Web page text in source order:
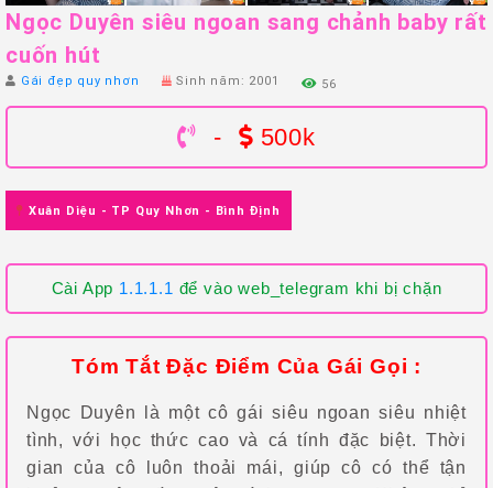
Ngọc Duyên siêu ngoan sang chảnh baby rất
cuốn hút
Gái đẹp quy nhơn Sinh năm: 2001 56
- 500k
Xuân Diệu - TP Quy Nhơn - Bình Định
Cài App 1.1.1.1 để vào web_telegram khi bị chặn
Tóm Tắt Đặc Điểm Của Gái Gọi :
Ngọc Duyên là một cô gái siêu ngoan siêu nhiệt
tình, với học thức cao và cá tính đặc biệt. Thời
gian của cô luôn thoải mái, giúp cô có thể tận